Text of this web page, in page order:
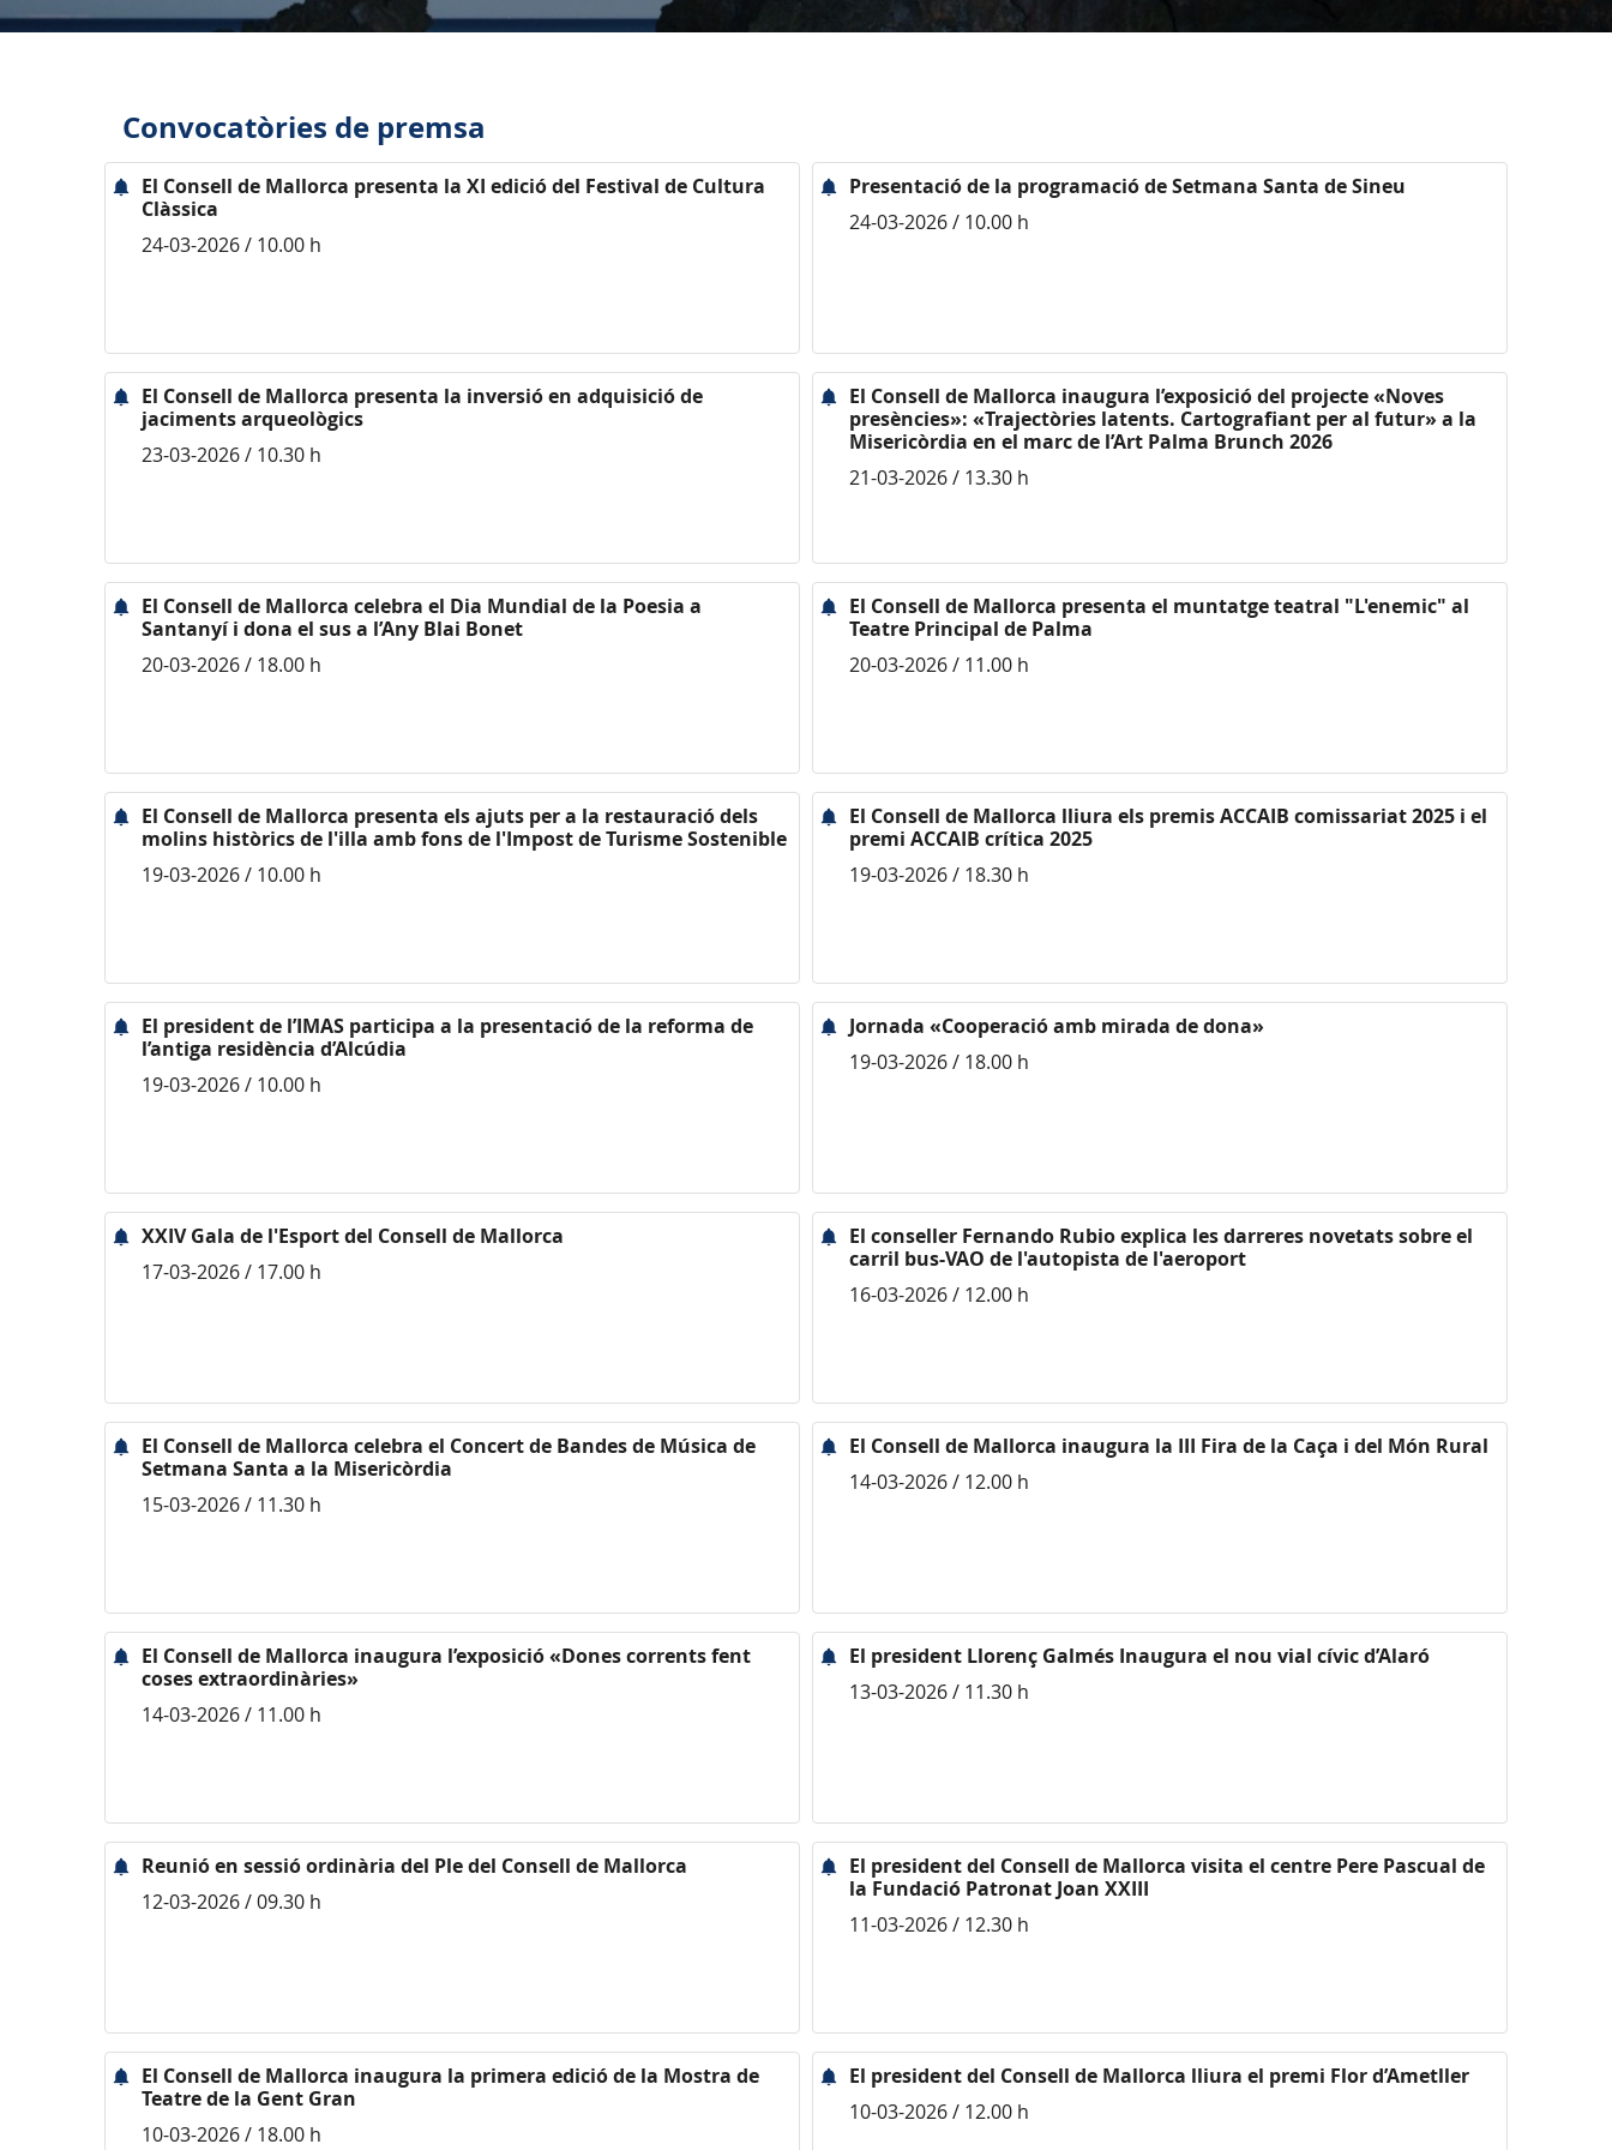
Convocatòries de premsa
El Consell de Mallorca presenta la XI edició del Festival de Cultura
Clàssica
24-03-2026 / 10.00 h
Presentació de la programació de Setmana Santa de Sineu
24-03-2026 / 10.00 h
El Consell de Mallorca presenta la inversió en adquisició de
jaciments arqueològics
23-03-2026 / 10.30 h
El Consell de Mallorca inaugura l’exposició del projecte «Noves
presències»: «Trajectòries latents. Cartografiant per al futur» a la
Misericòrdia en el marc de l’Art Palma Brunch 2026
21-03-2026 / 13.30 h
El Consell de Mallorca celebra el Dia Mundial de la Poesia a
Santanyí i dona el sus a l’Any Blai Bonet
20-03-2026 / 18.00 h
El Consell de Mallorca presenta el muntatge teatral "L'enemic" al
Teatre Principal de Palma
20-03-2026 / 11.00 h
El Consell de Mallorca presenta els ajuts per a la restauració dels
molins històrics de l'illa amb fons de l'Impost de Turisme Sostenible
19-03-2026 / 10.00 h
El Consell de Mallorca lliura els premis ACCAIB comissariat 2025 i el
premi ACCAIB crítica 2025
19-03-2026 / 18.30 h
El president de l’IMAS participa a la presentació de la reforma de
l’antiga residència d’Alcúdia
19-03-2026 / 10.00 h
Jornada «Cooperació amb mirada de dona»
19-03-2026 / 18.00 h
XXIV Gala de l'Esport del Consell de Mallorca
17-03-2026 / 17.00 h
El conseller Fernando Rubio explica les darreres novetats sobre el
carril bus-VAO de l'autopista de l'aeroport
16-03-2026 / 12.00 h
El Consell de Mallorca celebra el Concert de Bandes de Música de
Setmana Santa a la Misericòrdia
15-03-2026 / 11.30 h
El Consell de Mallorca inaugura la III Fira de la Caça i del Món Rural
14-03-2026 / 12.00 h
El Consell de Mallorca inaugura l’exposició «Dones corrents fent
coses extraordinàries»
14-03-2026 / 11.00 h
El president Llorenç Galmés Inaugura el nou vial cívic d’Alaró
13-03-2026 / 11.30 h
Reunió en sessió ordinària del Ple del Consell de Mallorca
12-03-2026 / 09.30 h
El president del Consell de Mallorca visita el centre Pere Pascual de
la Fundació Patronat Joan XXIII
11-03-2026 / 12.30 h
El Consell de Mallorca inaugura la primera edició de la Mostra de
Teatre de la Gent Gran
10-03-2026 / 18.00 h
El president del Consell de Mallorca lliura el premi Flor d’Ametller
10-03-2026 / 12.00 h